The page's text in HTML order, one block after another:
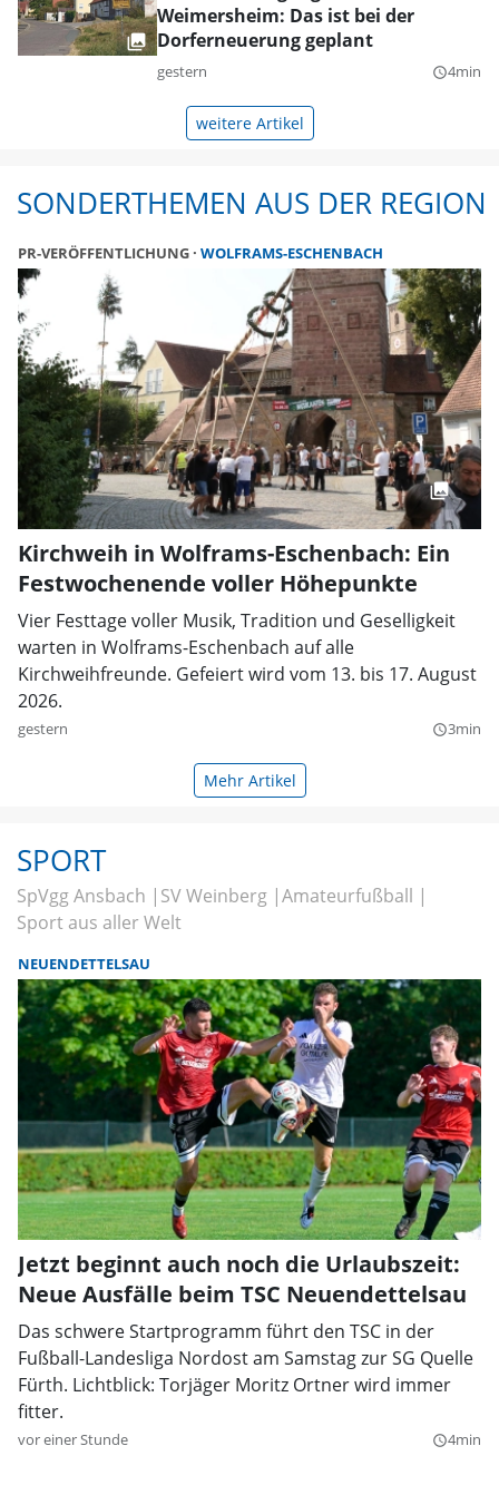
Weimersheim: Das ist bei der
Dorferneuerung geplant
gestern query_builder4min
weitere Artikel
SONDERTHEMEN AUS DER REGION
PR-VERÖFFENTLICHUNG WOLFRAMS-ESCHENBACH
Kirchweih in Wolframs-Eschenbach: Ein
Festwochenende voller Höhepunkte
Vier Festtage voller Musik, Tradition und Geselligkeit
warten in Wolframs-Eschenbach auf alle
Kirchweihfreunde. Gefeiert wird vom 13. bis 17. August
2026.
gestern query_builder3min
Mehr Artikel
SPORT
SpVgg Ansbach SV Weinberg Amateurfußball
Sport aus aller Welt
NEUENDETTELSAU
Jetzt beginnt auch noch die Urlaubszeit:
Neue Ausfälle beim TSC Neuendettelsau
Das schwere Startprogramm führt den TSC in der
Fußball-Landesliga Nordost am Samstag zur SG Quelle
Fürth. Lichtblick: Torjäger Moritz Ortner wird immer
fitter.
vor einer Stunde query_builder4min